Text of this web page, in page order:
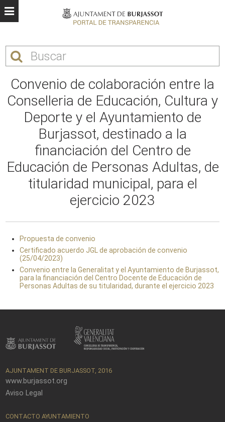
Convenio de colaboración entre la
Conselleria de Educación, Cultura y
Deporte y el Ayuntamiento de
Burjassot, destinado a la
financiación del Centro de
Educación de Personas Adultas, de
titularidad municipal, para el
ejercicio 2023
Propuesta de convenio
Certificado acuerdo JGL de aprobación de convenio
(25/04/2023)
Convenio entre la Generalitat y el Ayuntamiento de Burjassot,
para la financiación del Centro Docente de Educación de
Personas Adultas de su titularidad, durante el ejercicio 2023
AJUNTAMENT DE BURJASSOT, 2016
www.burjassot.org
Aviso Legal
CONTACTO AYUNTAMIENTO